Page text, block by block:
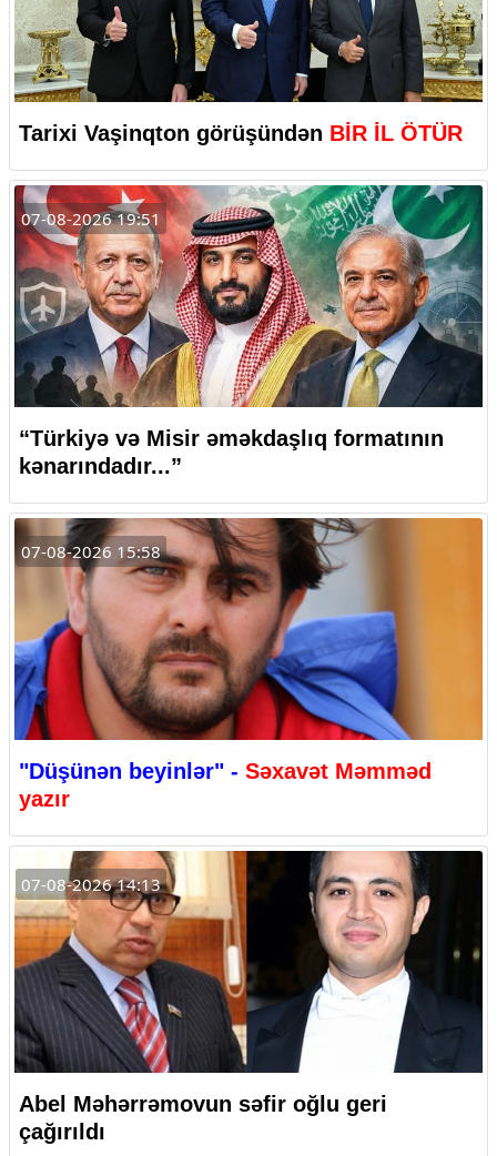
Tarixi Vaşinqton görüşündən BİR İL ÖTÜR
07-08-2026 19:51
“Türkiyə və Misir əməkdaşlıq formatının
kənarındadır...”
07-08-2026 15:58
"Düşünən beyinlər" - Səxavət Məmməd
yazır
07-08-2026 14:13
Abel Məhərrəmovun səfir oğlu geri
çağırıldı